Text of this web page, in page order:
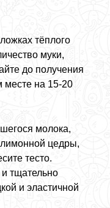
тёплого
муки,
до получения
месте на 15-20
молока,
лимонной цедры,
тесто.
тщательно
и эластичной